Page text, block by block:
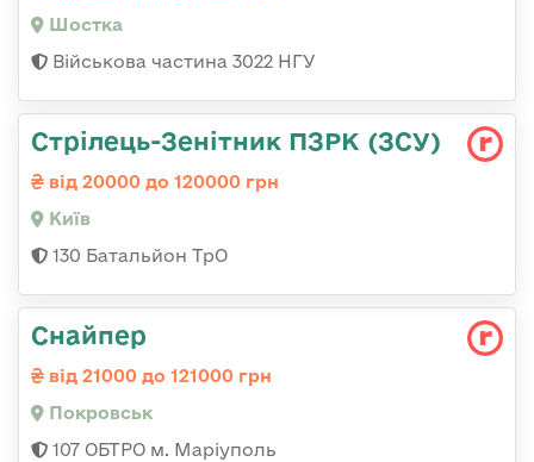
Шостка
Військова частина 3022 НГУ
Стрілець-Зенітник ПЗРК (ЗСУ)
від 20000 до 120000 грн
Київ
130 Батальйон ТрО
Снайпер
від 21000 до 121000 грн
Покровськ
107 ОБТРО м. Маріуполь